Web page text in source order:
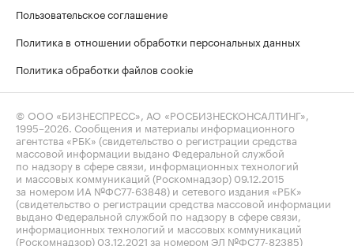
Пользовательское соглашение
Политика в отношении обработки персональных данных
Политика обработки файлов cookie
© ООО «БИЗНЕСПРЕСС», АО «РОСБИЗНЕСКОНСАЛТИНГ»,
1995–2026. Сообщения и материалы информационного
агентства «РБК» (свидетельство о регистрации средства
массовой информации выдано Федеральной службой
по надзору в сфере связи, информационных технологий
и массовых коммуникаций (Роскомнадзор) 09.12.2015
за номером ИА №ФС77-63848) и сетевого издания «РБК»
(свидетельство о регистрации средства массовой информации
выдано Федеральной службой по надзору в сфере связи,
информационных технологий и массовых коммуникаций
(Роскомнадзор) 03.12.2021 за номером ЭЛ №ФС77-82385)